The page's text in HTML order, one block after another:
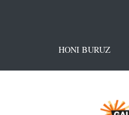
HONI BURUZ